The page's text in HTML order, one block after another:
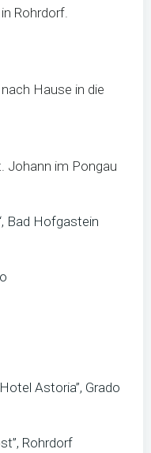
Rohrdorf.
Hause in die
Johann im Pongau
Bad Hofgastein
Astoria”, Grado
Rohrdorf